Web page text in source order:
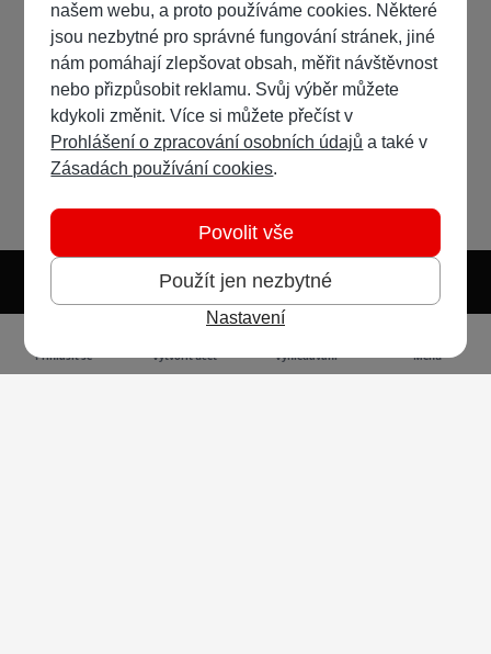
Světlý režim Předvolba systému
Přihlásit se Vytvořit účet Vyhledávání Menu
našem webu, a proto používáme cookies. Některé
jsou nezbytné pro správné fungování stránek, jiné
nám pomáhají zlepšovat obsah, měřit návštěvnost
nebo přizpůsobit reklamu. Svůj výběr můžete
kdykoli změnit. Více si můžete přečíst v
Prohlášení o zpracování osobních údajů a také v
Zásadách používání cookies.
Použít jen nezbytné
Povolit vše
Nastavení